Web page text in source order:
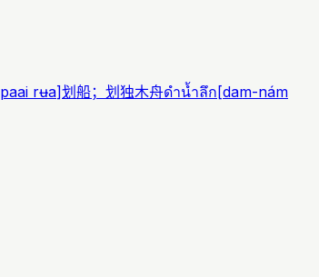
paai rʉa]划船；划独木舟ดำน้ำลึก[dam-nám